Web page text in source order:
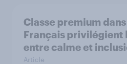
Classe premium dans
Français privilégient
entre calme et
Article